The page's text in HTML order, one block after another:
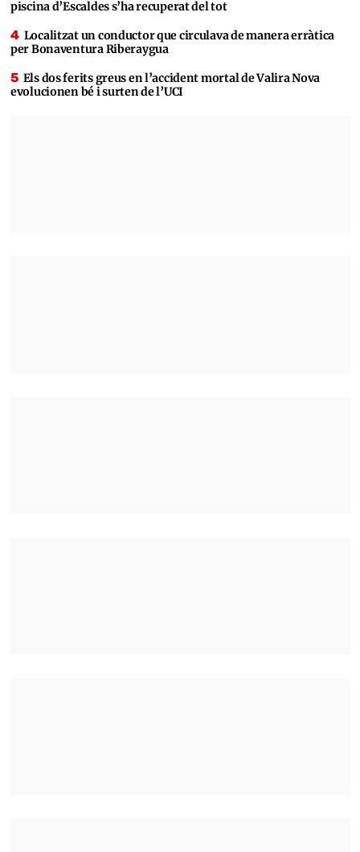
piscina d’Escaldes s’ha recuperat del tot
Localitzat un conductor que circulava de manera erràtica
per Bonaventura Riberaygua
Els dos ferits greus en l’accident mortal de Valira Nova
evolucionen bé i surten de l’UCI